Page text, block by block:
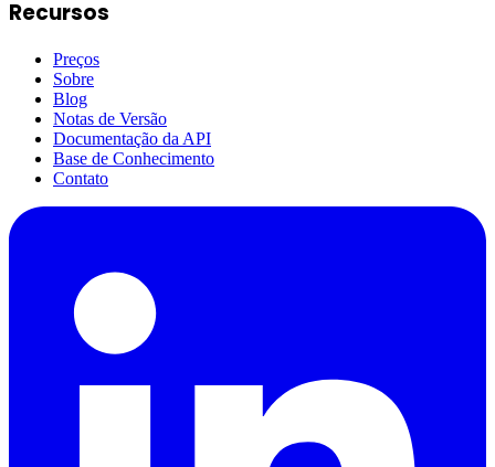
Recursos
Preços
Sobre
Blog
Notas de Versão
Documentação da API
Base de Conhecimento
Contato